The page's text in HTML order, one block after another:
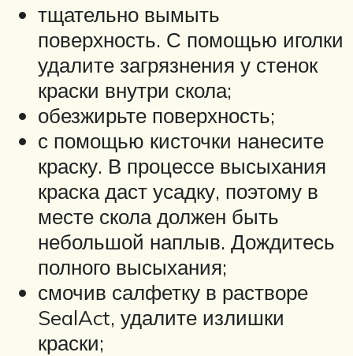
тщательно вымыть
поверхность. С помощью иголки
удалите загрязнения у стенок
краски внутри скола;
обезжирьте поверхность;
с помощью кисточки нанесите
краску. В процессе высыхания
краска даст усадку, поэтому в
месте скола должен быть
небольшой наплыв. Дождитесь
полного высыхания;
смочив салфетку в растворе
SealAct, удалите излишки
краски;